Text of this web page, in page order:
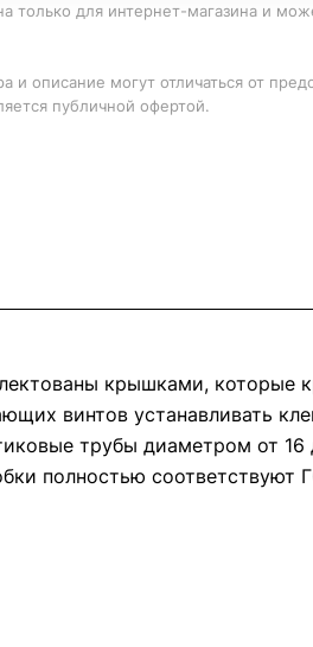
только для интернет-магазина и
и описание могут отличаться от
публичной офертой.
крышками, которые
винтов устанавливать
трубы диаметром от
полностью соответствуют